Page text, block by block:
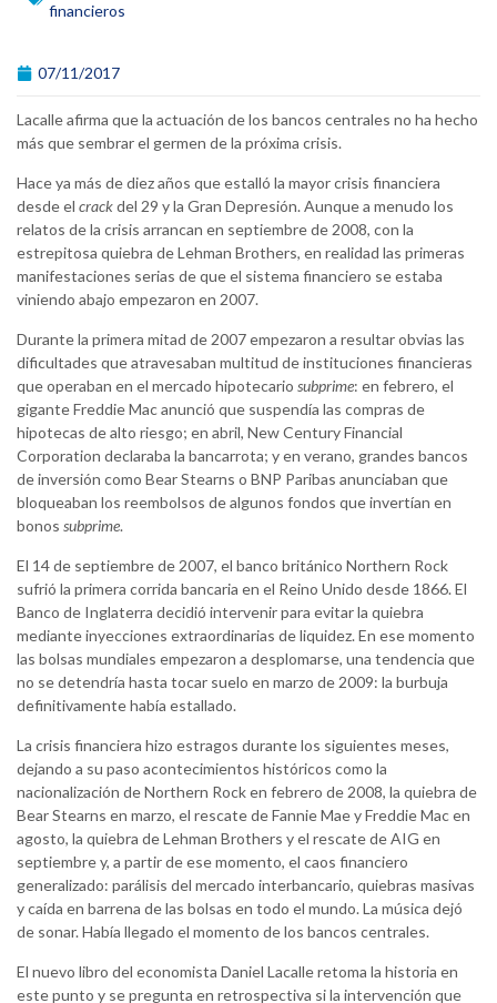
financieros
07/11/2017
Lacalle afirma que la actuación de los bancos centrales no ha hecho
más que sembrar el germen de la próxima crisis.
Hace ya más de diez años que estalló la mayor crisis financiera
desde el crackdel 29 y la Gran Depresión. Aunque a menudo los
relatos de la crisis arrancan en septiembre de 2008, con la
estrepitosa quiebra de Lehman Brothers, en realidad las primeras
manifestaciones serias de que el sistema financiero se estaba
viniendo abajo empezaron en 2007.
Durante la primera mitad de 2007 empezaron a resultar obvias las
dificultades que atravesaban multitud de instituciones financieras
que operaban en el mercado hipotecario subprime: en febrero, el
gigante Freddie Mac anunció que suspendía las compras de
hipotecas de alto riesgo; en abril, New Century Financial
Corporation declaraba la bancarrota; y en verano, grandes bancos
de inversión como Bear Stearns o BNP Paribas anunciaban que
bloqueaban los reembolsos de algunos fondos que invertían en
bonos subprime.
El 14 de septiembre de 2007, el banco británico Northern Rock
sufrió la primera corrida bancaria en el Reino Unido desde 1866. El
Banco de Inglaterra decidió intervenir para evitar la quiebra
mediante inyecciones extraordinarias de liquidez. En ese momento
las bolsas mundiales empezaron a desplomarse, una tendencia que
no se detendría hasta tocar suelo en marzo de 2009: la burbuja
definitivamente había estallado.
La crisis financiera hizo estragos durante los siguientes meses,
dejando a su paso acontecimientos históricos como la
nacionalización de Northern Rock en febrero de 2008, la quiebra de
Bear Stearns en marzo, el rescate de Fannie Mae y Freddie Mac en
agosto, la quiebra de Lehman Brothers y el rescate de AIG en
septiembre y, a partir de ese momento, el caos financiero
generalizado: parálisis del mercado interbancario, quiebras masivas
y caída en barrena de las bolsas en todo el mundo. La música dejó
de sonar. Había llegado el momento de los bancos centrales.
El nuevo libro del economista Daniel Lacalle retoma la historia en
este punto y se pregunta en retrospectiva si la intervención que